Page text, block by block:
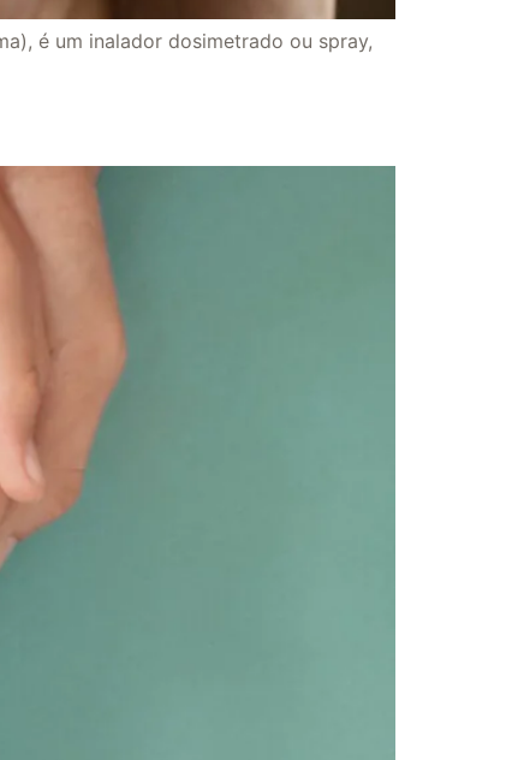
é um inalador dosimetrado ou spray,